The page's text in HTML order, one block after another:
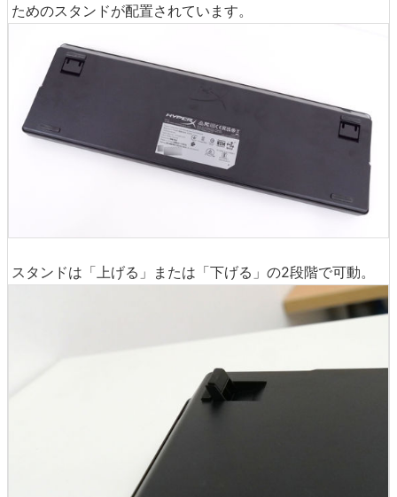
ためのスタンドが配置されています。
スタンドは「上げる」または「下げる」の2段階で可動。